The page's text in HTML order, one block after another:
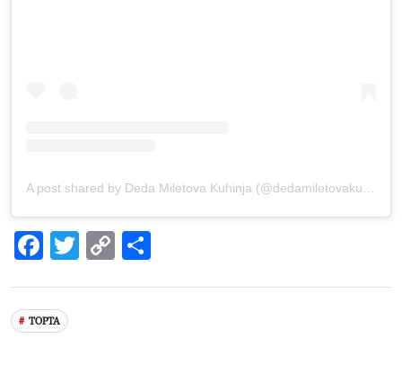
A post shared by Deda Miletova Kuhinja (@dedamiletovakuhinja)
Facebook
Twitter
Copy
ТОРТА